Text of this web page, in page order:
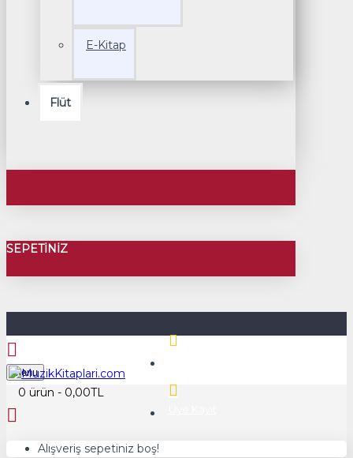
E-Kitap
Flüt
SEPETINIZ
Menu
0 ürün - 0,00TL
Alışveriş sepetiniz boş!